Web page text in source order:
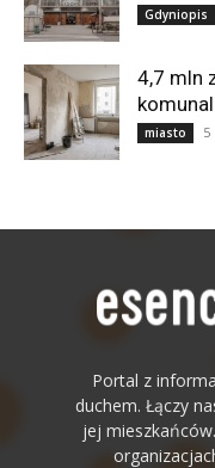
Gdyniopis
4,7 mln
miasto 5
Portal z
duchem. Łączy
jej